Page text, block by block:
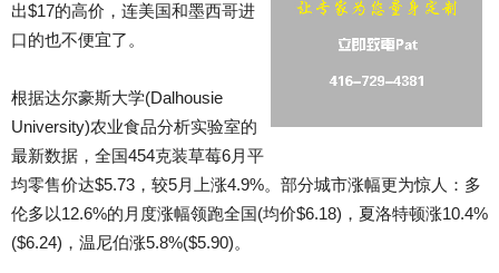
出$17的高价，连美国和墨西哥进
口的也不便宜了。
根据达尔豪斯大学(Dalhousie
University)农业食品分析实验室的
最新数据，全国454克装草莓6月平
均零售价达$5.73，较5月上涨4.9%。部分城市涨幅更为惊人：多
伦多以12.6%的月度涨幅领跑全国(均价$6.18)，夏洛特顿涨10.4%
($6.24)，温尼伯涨5.8%($5.90)。